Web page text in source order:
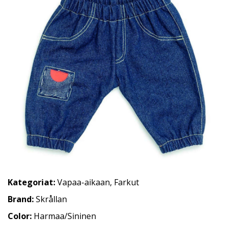
Kategoriat:Vapaa-aikaan, Farkut
Brand:Skrållan
Color: Harmaa/Sininen